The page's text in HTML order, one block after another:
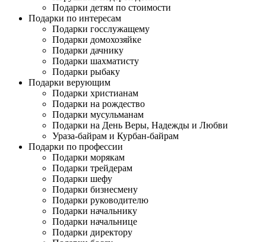
Подарки детям по стоимости
Подарки по интересам
Подарки госслужащему
Подарки домохозяйке
Подарки дачнику
Подарки шахматисту
Подарки рыбаку
Подарки верующим
Подарки христианам
Подарки на рождество
Подарки мусульманам
Подарки на День Веры, Надежды и Любви
Ураза-байрам и Курбан-байрам
Подарки по профессии
Подарки морякам
Подарки трейдерам
Подарки шефу
Подарки бизнесмену
Подарки руководителю
Подарки начальнику
Подарки начальнице
Подарки директору